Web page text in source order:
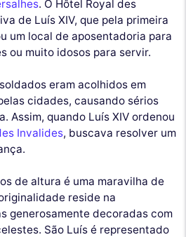
. O Hôtel Royal des
de Luís XIV, que pela primeira
um local de aposentadoria para
ou muito idosos para servir.
eram acolhidos em
cidades, causando sérios
Assim, quando Luís XIV ordenou
Invalides, buscava resolver um
de altura é uma maravilha de
reside na
generosamente decoradas com
São Luís é representado